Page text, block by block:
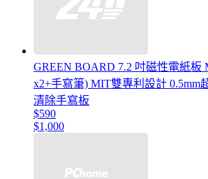
GREEN BOARD 7.2 吋磁性電紙板
x2+手寫筆) MIT雙專利設計 0.5mm
清除手寫板
$590
$1,000